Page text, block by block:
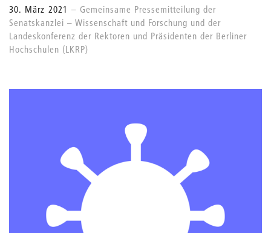
30. März 2021
Gemeinsame Pressemitteilung der
Senatskanzlei – Wissenschaft und Forschung und der
Landeskonferenz der Rektoren und Präsidenten der Berliner
Hochschulen (LKRP)